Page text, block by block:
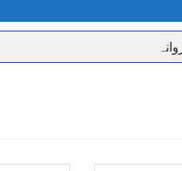
کا حکم
اسسٹنٹ کمشنر